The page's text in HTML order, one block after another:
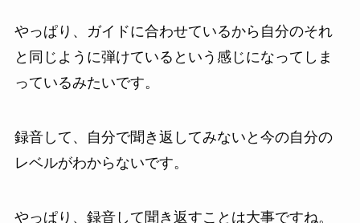
やっぱり、ガイドに合わせているから自分のそれ
と同じように弾けているという感じになってしま
っているみたいです。
録音して、自分で聞き返してみないと今の自分の
レベルがわからないです。
やっぱり、録音して聞き返すことは大事ですね。